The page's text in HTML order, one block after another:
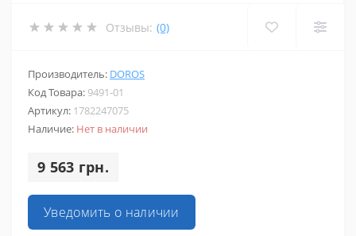
Отзывы: (0)
Производитель: DOROS
Код Товара: 9491-01
Артикул: 1782247075
Наличие: Нет в наличии
9 563 грн.
Уведомить о наличии